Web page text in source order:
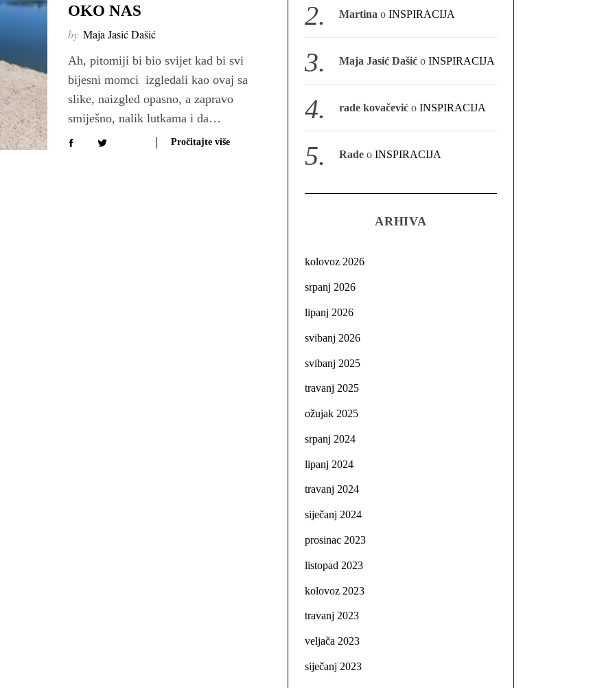
OKO NAS
by Maja Jasić Dašić
Ah, pitomiji bi bio svijet kad bi svi
bijesni momci izgledali kao ovaj sa
slike, naizgled opasno, a zapravo
smiješno, nalik lutkama i da…
Pročitajte više
Martina oINSPIRACIJA
Maja Jasić Dašić oINSPIRACIJA
rade kovačević oINSPIRACIJA
Rade oINSPIRACIJA
ARHIVA
kolovoz 2026
srpanj 2026
lipanj 2026
svibanj 2026
svibanj 2025
travanj 2025
ožujak 2025
srpanj 2024
lipanj 2024
travanj 2024
siječanj 2024
prosinac 2023
listopad 2023
kolovoz 2023
travanj 2023
veljača 2023
siječanj 2023